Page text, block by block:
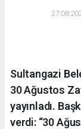
Sultangazi
30 Ağustos
yayınladı.
verdi: “30